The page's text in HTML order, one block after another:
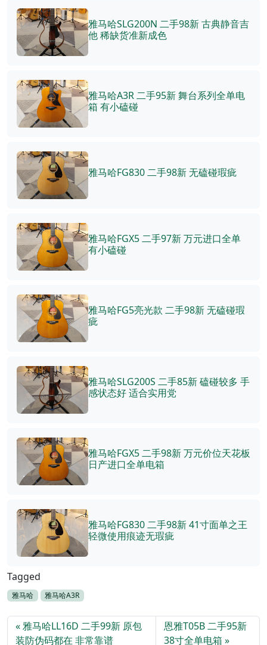
雅马哈SLG200N 二手98新 古典静音吉
他 稀缺货准新成色
雅马哈A3R 二手95新 舞台系列全单电
箱 有小磕碰
雅马哈FG830 二手98新 无磕碰瑕疵
雅马哈FGX5 二手97新 万元进口全单
有小磕碰
雅马哈FG5亮光款 二手98新 无磕碰瑕
疵
雅马哈SLG200S 二手85新 磕碰较多 手
感状态好 适合实用党
雅马哈FGX5 二手98新 万元价位天花板
日产进口全单电箱
雅马哈FG830 二手98新 41寸面单之王
轻微使用痕迹无瑕疵
Tagged
雅马哈 雅马哈A3R
雅马哈LL16D 二手99新 原包
装防伪码都在 非常靠谱
恩雅T05B 二手95新
38寸全单电箱